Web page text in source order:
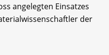
angelegten Einsatzes
der